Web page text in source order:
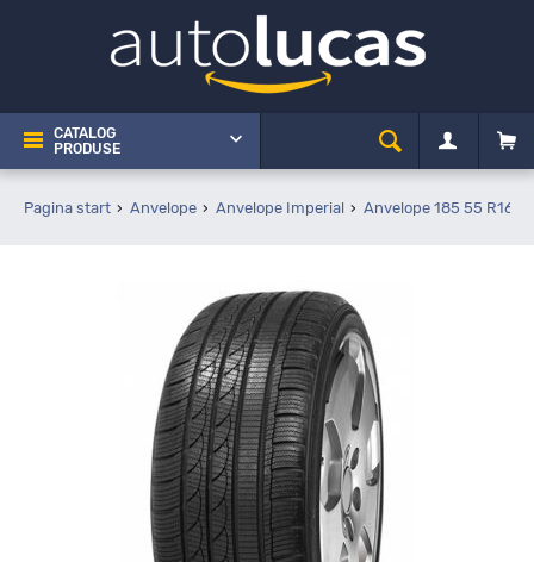
CATALOG
PRODUSE
Pagina start Anvelope Anvelope Imperial Anvelope 185 55 R16